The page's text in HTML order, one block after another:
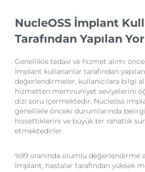
NucleOSS İmplant
Tarafından Yapılan
Genellikle tedavi ve hizmet alımı
İmplant kullananlar tarafından yapılan
değerlendirmeler, kullanıcılara bilgi
hizmetten memnuniyet seviyelerini
dizi soru içermektedir. Nucleoss
genellikle önceki durumlarında
hissettiklerini ve büyük bir rahatlık
etmektedirler.
%99 oranında olumlu değerlendirme
İmplant, hastalar tarafından yüksek